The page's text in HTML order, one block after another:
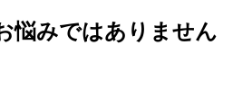
悩みではありません